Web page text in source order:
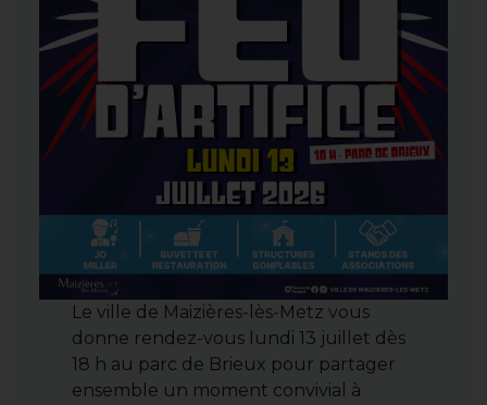
Le ville de Maizières-lès-Metz vous
donne rendez-vous lundi 13 juillet dès
18 h au parc de Brieux pour partager
ensemble un moment convivial à